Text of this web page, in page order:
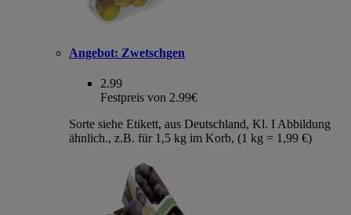
Angebot: Zwetschgen
2.99
Festpreis von 2.99€
Sorte siehe Etikett, aus Deutschland, Kl. I Abbildung
ähnlich., z.B. für 1,5 kg im Korb, (1 kg = 1,99 €)